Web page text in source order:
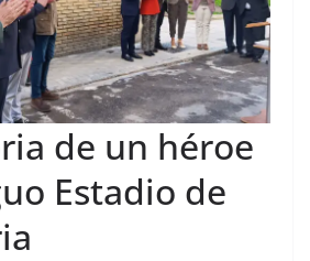
de un héroe
Estadio de